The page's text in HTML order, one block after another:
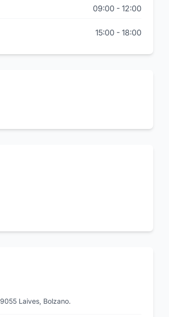
09:00 - 12:00
15:00 - 18:00
Laives, Bolzano.